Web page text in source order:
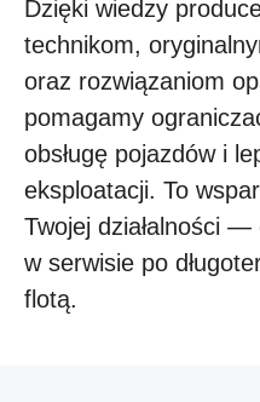
Dzięki wiedzy
technikom,
oraz rozwiązaniom
pomagamy
obsługę pojazdów i
eksploatacji. To
Twojej działalności
w serwisie po
flotą.